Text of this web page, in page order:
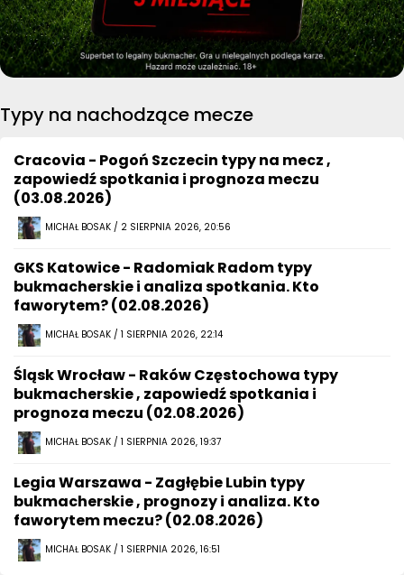
Typy na nachodzące mecze
Cracovia - Pogoń Szczecin typy na mecz ,
zapowiedź spotkania i prognoza meczu
(03.08.2026)
MICHAŁ BOSAK / 2 SIERPNIA 2026, 20:56
GKS Katowice - Radomiak Radom typy
bukmacherskie i analiza spotkania. Kto
faworytem? (02.08.2026)
MICHAŁ BOSAK / 1 SIERPNIA 2026, 22:14
Śląsk Wrocław - Raków Częstochowa typy
bukmacherskie , zapowiedź spotkania i
prognoza meczu (02.08.2026)
MICHAŁ BOSAK / 1 SIERPNIA 2026, 19:37
Legia Warszawa - Zagłębie Lubin typy
bukmacherskie , prognozy i analiza. Kto
faworytem meczu? (02.08.2026)
MICHAŁ BOSAK / 1 SIERPNIA 2026, 16:51